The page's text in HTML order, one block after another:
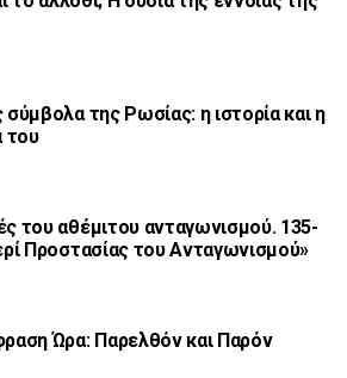
της Ρωσίας: η ιστορία και η
του
του αθέμιτου ανταγωνισμού. 135-
Προστασίας του Ανταγωνισμού»
Ώρα: Παρελθόν και Παρόν